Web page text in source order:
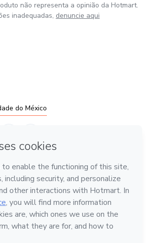
não representa a opinião da Hotmart.
inadequadas, denuncie aqui
do México